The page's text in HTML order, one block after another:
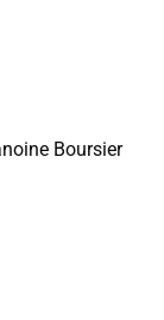
Boursier